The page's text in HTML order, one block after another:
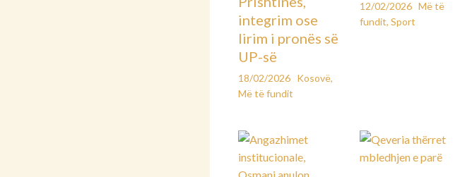
integrim ose
lirim i pronës së
UP-së
18/02/2026 Kosovë,
Më të fundit
12/02/2026 Më të
fundit, Sport